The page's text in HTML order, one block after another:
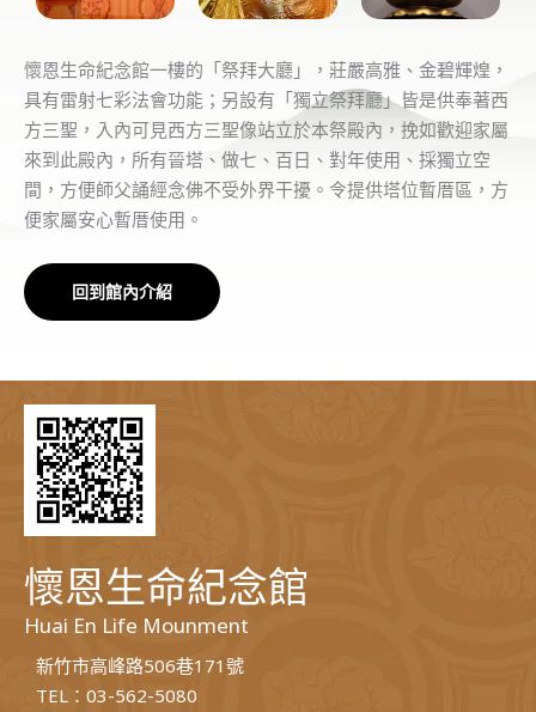
懷恩生命紀念館一樓的「祭拜大廳」，莊嚴高雅、金碧輝煌，
具有雷射七彩法會功能；另設有「獨立祭拜廳」皆是供奉著西
方三聖，入內可見西方三聖像站立於本祭殿內，挽如歡迎家屬
來到此殿內，所有晉塔、做七、百日、對年使用、採獨立空
間，方便師父誦經念佛不受外界干擾。令提供塔位暫厝區，方
便家屬安心暫厝使用。
回到館內介紹
懷恩生命紀念館
Huai En Life Mounment
新竹市高峰路506巷171號
TEL：03-562-5080